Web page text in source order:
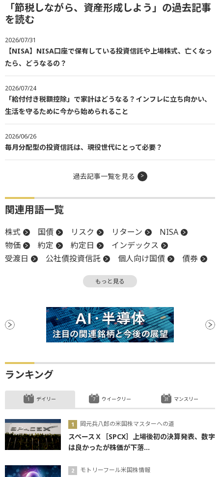
「節税しながら、資産形成しよう」の過去記事
を読む
2026/07/31
【NISA】NISA口座で保有している投資信託や上場株式、亡くなっ
たら、どうなるの？
2026/07/24
「給付付き税額控除」で家計はどうなる？インフレに立ち向かい、
生活を守るために今から始められること
2026/06/26
毎月分配型の投資信託は、現役世代にとって必要？
過去記事一覧を見る
関連用語一覧
株式 国債 リスク リターン
NISA
物価
約定 約定日
インデックス
受渡日
公社債投資信託 個人向け国債
債券
インデックスファンド
株式投資信託
つみたて投資枠
ファンド
もっと見る
ランキング
デイリー
岡元兵八郎の米国株マスターへの道
スペースＸ［SPCX］上場後初の決算発表、数字
は良かったが株価が下落...
モトリーフール米国株情報
ウイークリー マンスリー